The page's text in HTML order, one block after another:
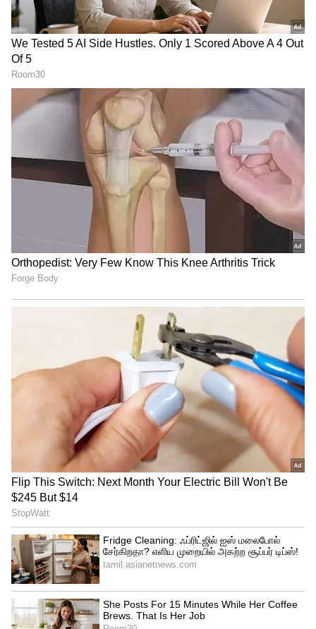
முதலில் பேட்டிங் ஆடிய இந்திய அணியின்
தொடக்க வீரர்களாக விராட் கோலியும்
கேஎல் ராகுலும் களமிறங்கினர். ராகுலும்
கோலியும் மிகச்சிறப்பாக பேட்டிங் ஆடி
முதல் விக்கெட்டுக்கு 12.4 ஓவரில் 119
ரன்களை குவித்தனர். இருவருமே அரைசதம்
அடித்த நிலையில், ராகுல் 62 ரன்களுக்கு
ஆட்டமிழந்தார். 3ம் வரிசையில் இறங்கிய
சூர்யகுமார் யாதவ் முதல் பந்தில் சிக்ஸர்
அடித்து 2வது பந்தில் ஆட்டமிழந்தார்.
தொடக்கம் முதலே சிறப்பாக ஆடிய விராட்
கோலி டி20 கிரிக்கெட்டில் தனது முதல்
சதத்தை விளாசினார். 3 ஆண்டுக்கு பிறகு
சதமடித்த விராட் கோலி, சர்வதேச
கிரிக்கெட்டில் 71வது சதத்தை பதிவு செய்து
சாதனை படைத்தார். 61 பந்தில் 122 ரன்களை
குவித்து, சர்வதேச டி20 கிரிக்கெட்டில் அதிக
ரன்களை குவித்த இந்திய வீரர் என்ற
சாதனையையும் படைத்தார் கோலி.
கோலியின் அதிரடி சதத்தால் 20 ஓவரில் 212
ரன்களை குவித்தது இந்திய அணி.